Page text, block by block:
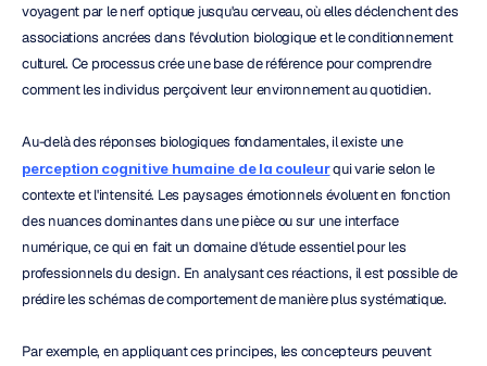
voyagent par le nerf optique jusqu'au cerveau, où elles déclenchent des
associations ancrées dans l'évolution biologique et le conditionnement
culturel. Ce processus crée une base de référence pour comprendre
comment les individus perçoivent leur environnement au quotidien.
Au-delà des réponses biologiques fondamentales, il existe une
perception cognitive humaine de la couleur qui varie selon le
contexte et l'intensité. Les paysages émotionnels évoluent en fonction
des nuances dominantes dans une pièce ou sur une interface
numérique, ce qui en fait un domaine d'étude essentiel pour les
professionnels du design. En analysant ces réactions, il est possible de
prédire les schémas de comportement de manière plus systématique.
Par exemple, en appliquant ces principes, les concepteurs peuvent